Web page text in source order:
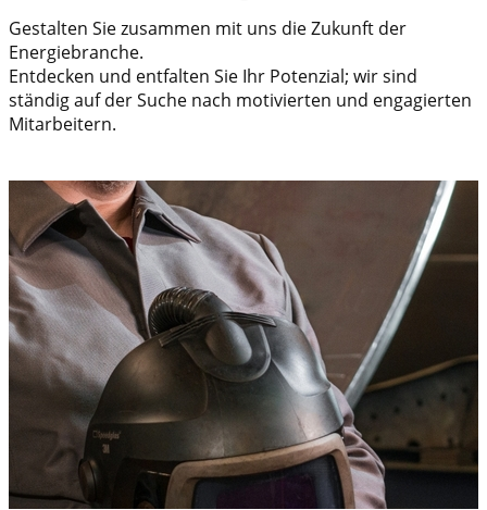
Gestalten Sie zusammen mit uns die Zukunft der
Energiebranche.
Entdecken und entfalten Sie Ihr Potenzial; wir sind
ständig auf der Suche nach motivierten und engagierten
Mitarbeitern.